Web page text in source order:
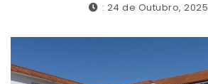
: 24 de Outubro, 2025